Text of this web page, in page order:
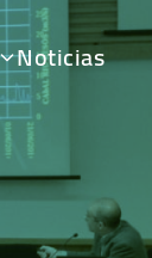
Noticias